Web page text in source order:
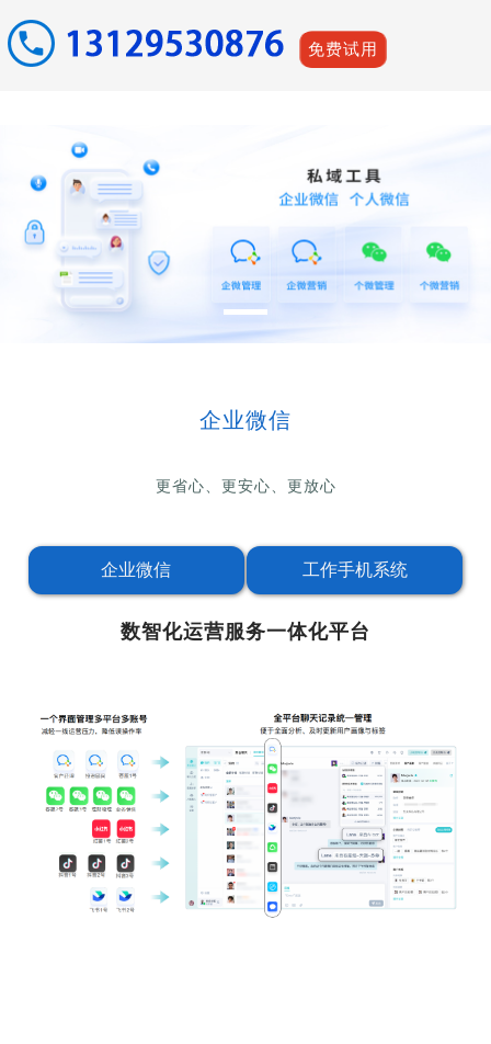
免费试用
企业微信
更省心、更安心、更放心
企业微信 工作手机系统
数智化运营服务一体化平台